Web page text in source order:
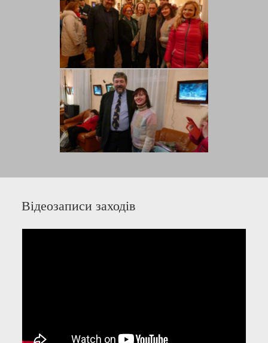
Відеозаписи заходів